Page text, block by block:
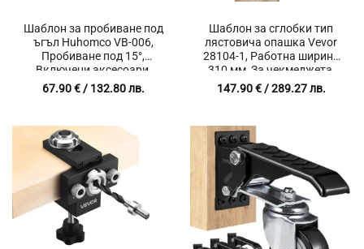
Шаблон за пробиване под
ъгъл Huhomco VB-006,
Пробиване под 15°,
Включени аксесоари,
Регулиране на височината,
Ръчно затягане
67.90€/ 132.80 лв.
Шаблон за сглобки тип
лястовича опашка Vevor
28104-1, Работна ширина
310 мм, За чекмеджета,
Шкафове и Мебели
147.90€/ 289.27 лв.